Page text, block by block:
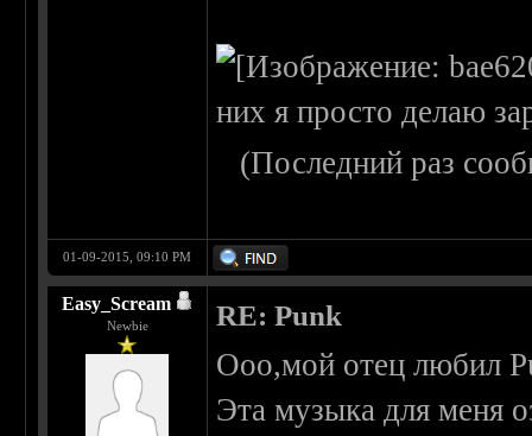
них я просто делаю
(Последний раз
01-09-2015, 09:10 PM
Easy_Scream
Newbie RE: Punk
Ооо,мой отец любил
Эта музыка для меня